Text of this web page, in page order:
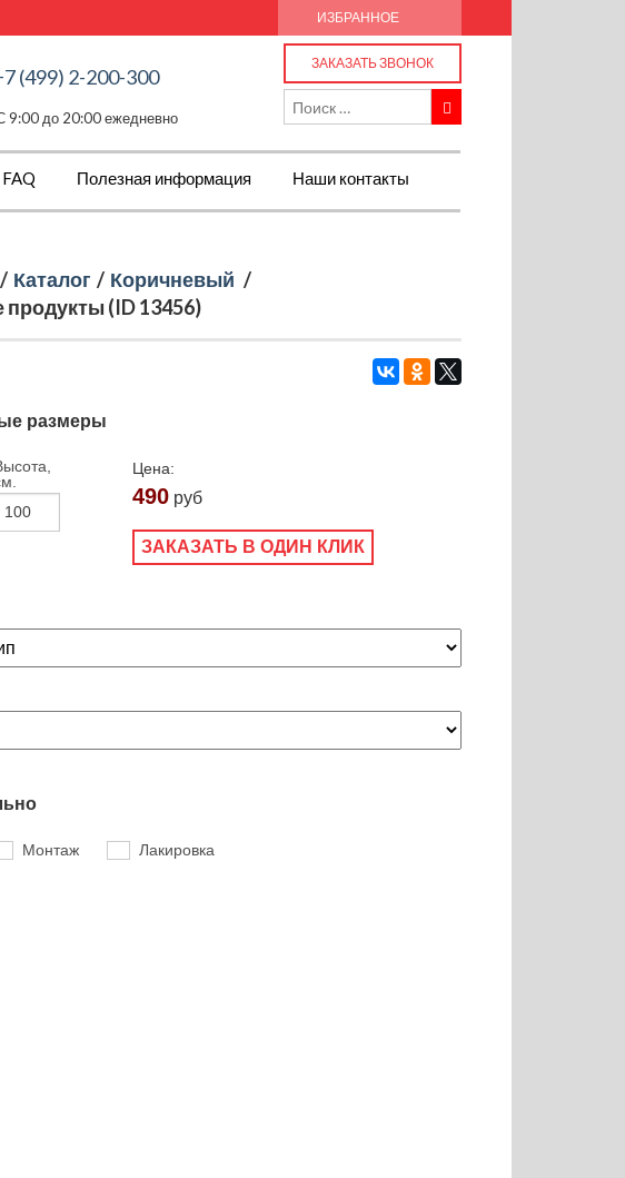
ИЗБРАННОЕ
(499) 2-200-300
9:00 до 20:00 ежедневно
ЗАКАЗАТЬ ЗВОНОК
FAQ Полезная информация Наши контакты
/ Каталог / Коричневый /
(ID 13456)
размеры
Цена:
490 руб
ЗАКАЗАТЬ В ОДИН КЛИК
Монтаж Лакировка